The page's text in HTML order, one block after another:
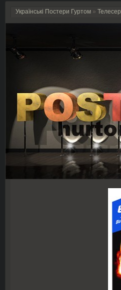
Українські Постери Гуртом »